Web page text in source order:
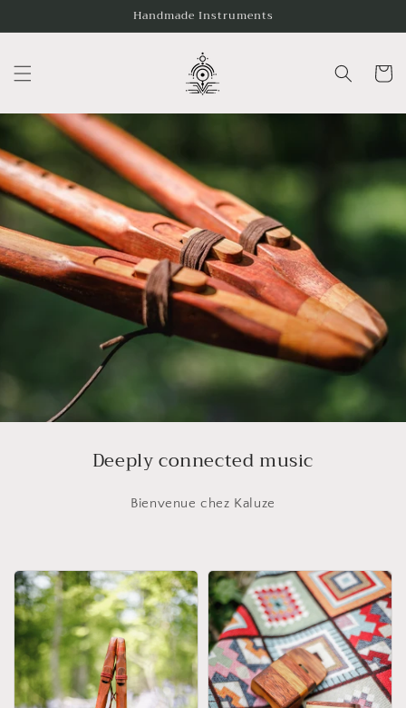
Handmade Instruments
Cart
Deeply connected music
B ienvenue chez Kaluze